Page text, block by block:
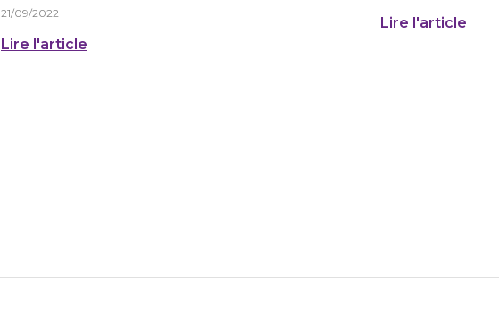
21/09/2022
Lire l'article
Lire l'article